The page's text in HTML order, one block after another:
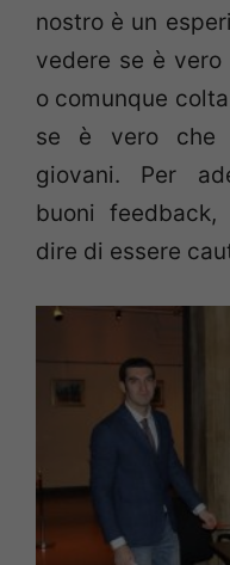
nostro è un
vedere se è
o comunque
se è vero che
giovani. Per
buoni
dire di essere